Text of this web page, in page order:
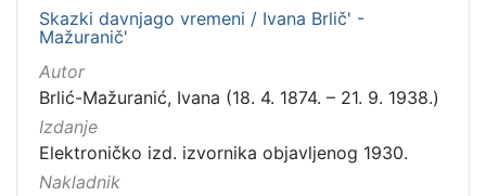
Skazki davnjago vremeni / Ivana Brlič' -
Mažuranič'
Autor
Brlić-Mažuranić, Ivana (18. 4. 1874. – 21. 9. 1938.)
Izdanje
Elektroničko izd. izvornika objavljenog 1930.
Nakladnik